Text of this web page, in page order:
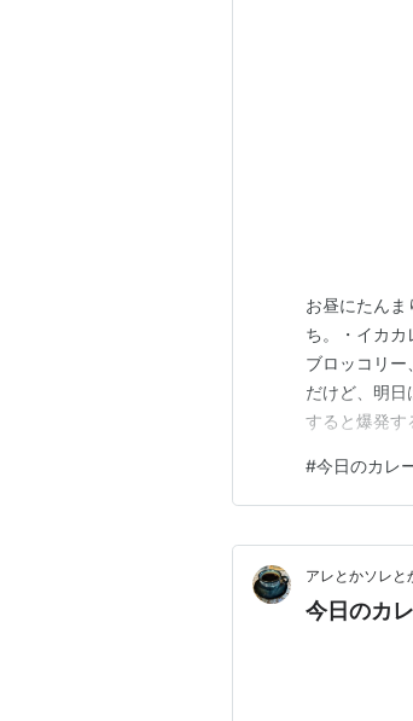
お昼にたん
ち。・イカカ
ブロッコリ
だけど、明
すると爆発す
凍イカちゃ
マリンドを
#今日のカレ
アレとかソレと
今日のカ